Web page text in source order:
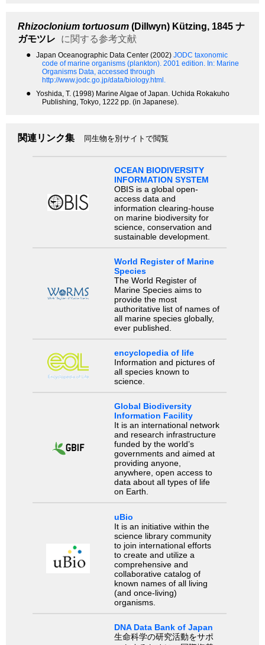
Rhizoclonium tortuosum (Dillwyn) Kützing, 1845 ナ
ガモツレ
に関する参考文献
● Japan Oceanographic Data Center (2002) JODC taxonomic
code of marine organisms (plankton). 2001 edition. In: Marine
Organisms Data, accessed through
http://www.jodc.go.jp/data/biology.html.
●
Yoshida, T. (1998) Marine Algae of Japan. Uchida Rokakuho
Publishing, Tokyo, 1222 pp. (in Japanese).
関連リンク集 同生物を別サイトで閲覧
OCEAN BIODIVERSITY
INFORMATION SYSTEM
OBIS is a global open-
access data and
information clearing-house
on marine biodiversity for
science, conservation and
sustainable development.
World Register of Marine
Species
The World Register of
Marine Species aims to
provide the most
authoritative list of names of
all marine species globally,
ever published.
encyclopedia of life
Information and pictures of
all species known to
science.
Global Biodiversity
Information Facility
It is an international network
and research infrastructure
funded by the world’s
governments and aimed at
providing anyone,
anywhere, open access to
data about all types of life
on Earth.
uBio
It is an initiative within the
science library community
to join international efforts
to create and utilize a
comprehensive and
collaborative catalog of
known names of all living
(and once-living)
organisms.
DNA Data Bank of Japan
生命科学の研究活動をサポ